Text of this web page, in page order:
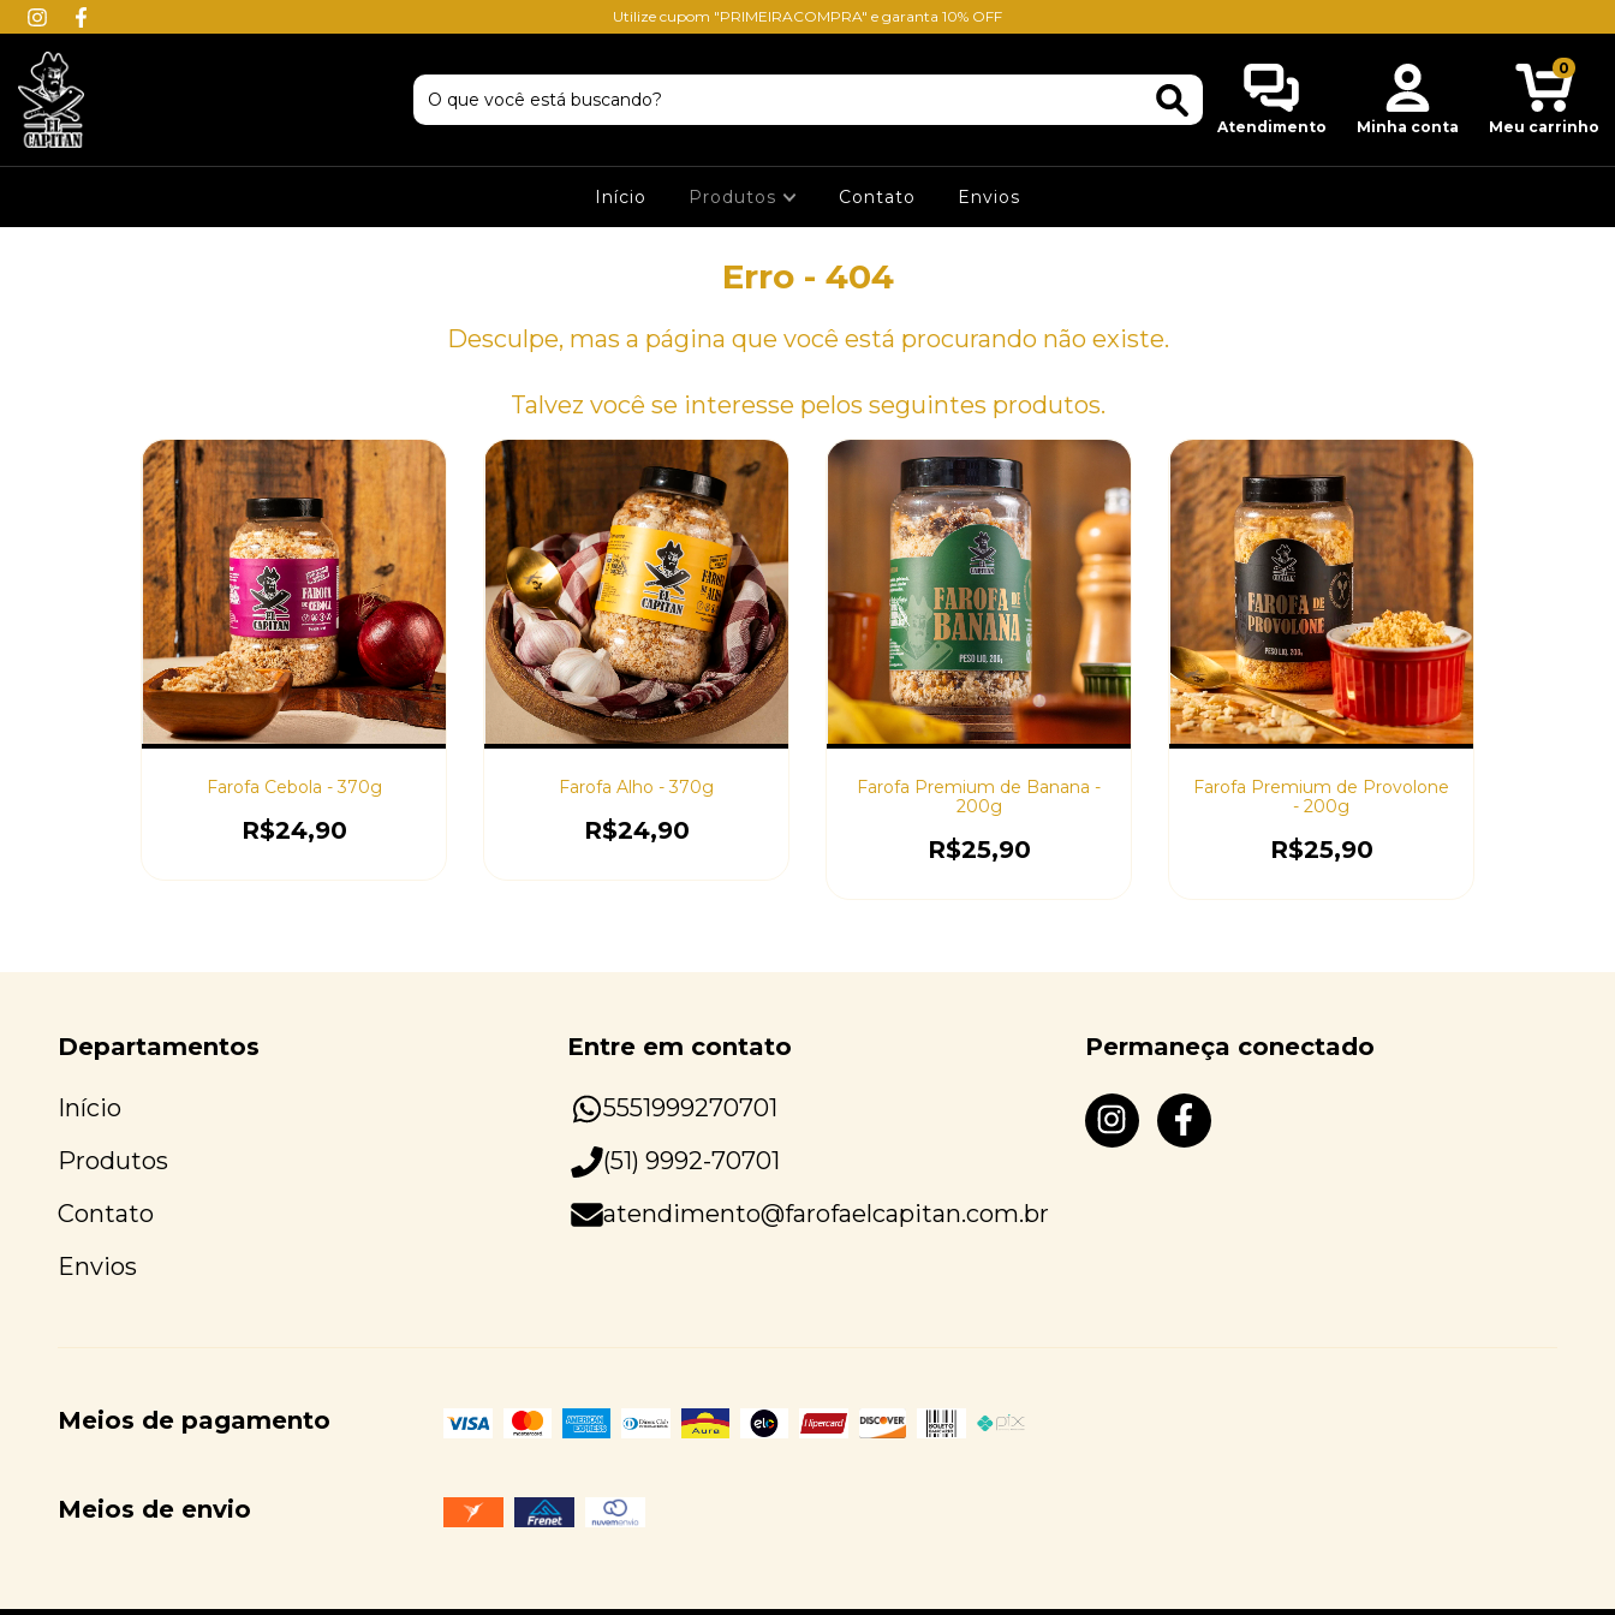
Utilize cupom "PRIMEIRACOMPRA" e garanta 10% OFF
Atendimento Minha conta Meu carrinho
0
Início Produtos Contato Envios
Erro - 404
Desculpe, mas a página que você está procurando não existe.
Talvez você se interesse pelos seguintes produtos.
Farofa Cebola - 370g
R$24,90
Farofa Alho - 370g
R$24,90
Farofa Premium de Banana -
200g
R$25,90
Farofa Premium de Provolone
- 200g
R$25,90
Departamentos
Início
Produtos
Contato
Envios
Entre em contato
5551999270701
(51) 9992-70701
atendimento@farofaelcapitan.com.br
Permaneça conectado
Meios de pagamento
Meios de envio